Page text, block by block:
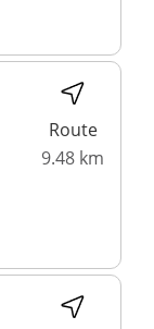
Route
9.48 km